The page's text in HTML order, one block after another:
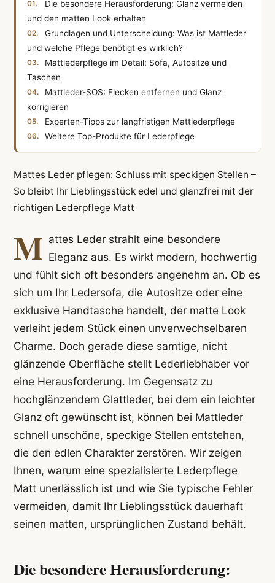
Die besondere Herausforderung: Glanz vermeiden
und den matten Look erhalten
Grundlagen und Unterscheidung: Was ist Mattleder
und welche Pflege benötigt es wirklich?
Mattlederpflege im Detail: Sofa, Autositze und
Taschen
Mattleder-SOS: Flecken entfernen und Glanz
korrigieren
Experten-Tipps zur langfristigen Mattlederpflege
Weitere Top-Produkte für Lederpflege
Mattes Leder pflegen: Schluss mit speckigen Stellen –
So bleibt Ihr Lieblingsstück edel und glanzfrei mit der
richtigen Lederpflege Matt
M attes Leder strahlt eine besondere
Eleganz aus. Es wirkt modern, hochwertig
und fühlt sich oft besonders angenehm an. Ob es
sich um Ihr Ledersofa, die Autositze oder eine
exklusive Handtasche handelt, der matte Look
verleiht jedem Stück einen unverwechselbaren
Charme. Doch gerade diese samtige, nicht
glänzende Oberfläche stellt Lederliebhaber vor
eine Herausforderung. Im Gegensatz zu
hochglänzendem Glattleder, bei dem ein leichter
Glanz oft gewünscht ist, können bei Mattleder
schnell unschöne, speckige Stellen entstehen,
die den edlen Charakter zerstören. Wir zeigen
Ihnen, warum eine spezialisierte Lederpflege
Matt unerlässlich ist und wie Sie typische Fehler
vermeiden, damit Ihr Lieblingsstück dauerhaft
seinen matten, ursprünglichen Zustand behält.
Die besondere Herausforderung: